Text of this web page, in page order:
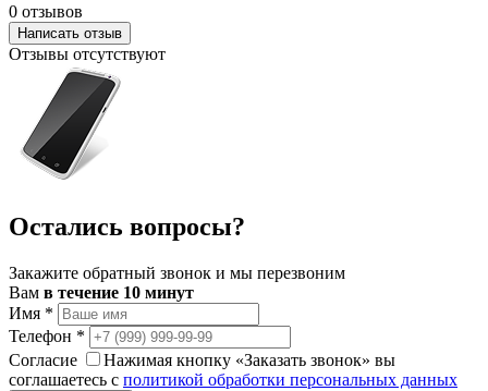
0 отзывов
Написать отзыв
Отзывы отсутствуют
Остались вопросы?
Закажите обратный звонок и мы перезвоним
Вам в течение 10 минут
Имя *
Телефон *
Согласие
Нажимая кнопку «Заказать звонок» вы
соглашаетесь с политикой обработки персональных данных